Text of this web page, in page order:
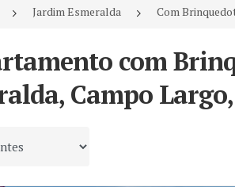
Jardim Esmeralda Com
com
Campo